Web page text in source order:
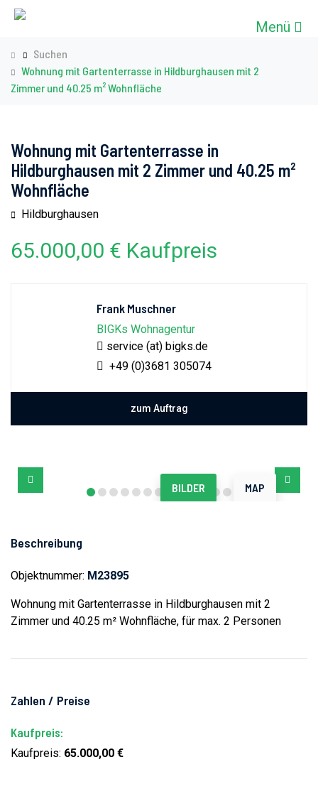
Menü
Suchen
Wohnung mit Gartenterrasse in Hildburghausen mit 2
Zimmer und 40.25 m² Wohnfläche
Wohnung mit Gartenterrasse in
Hildburghausen mit 2 Zimmer und 40.25 m²
Wohnfläche
Hildburghausen
65.000,00 € Kaufpreis
Frank Muschner
BIGKs Wohnagentur
service (at) bigks.de
+49 (0)3681 305074
zum Auftrag
BILDER MAP
Beschreibung
Objektnummer: M23895
Wohnung mit Gartenterrasse in Hildburghausen mit 2
Zimmer und 40.25 m² Wohnfläche, für max. 2 Personen
Zahlen / Preise
Kaufpreis:
Kaufpreis: 65.000,00 €